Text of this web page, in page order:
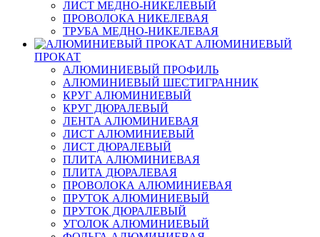
ЛИСТ МЕДНО-НИКЕЛЕВЫЙ
ПРОВОЛОКА НИКЕЛЕВАЯ
ТРУБА МЕДНО-НИКЕЛЕВАЯ
АЛЮМИНИЕВЫЙ
ПРОКАТ
АЛЮМИНИЕВЫЙ ПРОФИЛЬ
АЛЮМИНИЕВЫЙ ШЕСТИГРАННИК
КРУГ АЛЮМИНИЕВЫЙ
КРУГ ДЮРАЛЕВЫЙ
ЛЕНТА АЛЮМИНИЕВАЯ
ЛИСТ АЛЮМИНИЕВЫЙ
ЛИСТ ДЮРАЛЕВЫЙ
ПЛИТА АЛЮМИНИЕВАЯ
ПЛИТА ДЮРАЛЕВАЯ
ПРОВОЛОКА АЛЮМИНИЕВАЯ
ПРУТОК АЛЮМИНИЕВЫЙ
ПРУТОК ДЮРАЛЕВЫЙ
УГОЛОК АЛЮМИНИЕВЫЙ